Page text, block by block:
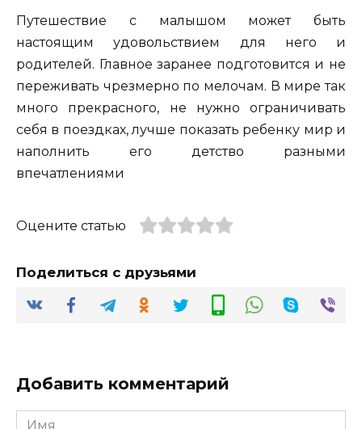
Путешествие с малышом может быть
настоящим удовольствием для него и
родителей. Главное заранее подготовится и не
переживать чрезмерно по мелочам. В мире так
много прекрасного, не нужно ограничивать
себя в поездках, лучше показать ребенку мир и
наполнить его детство разными
впечатлениями
Оцените статью
Поделиться с друзьями
Добавить комментарий
Имя